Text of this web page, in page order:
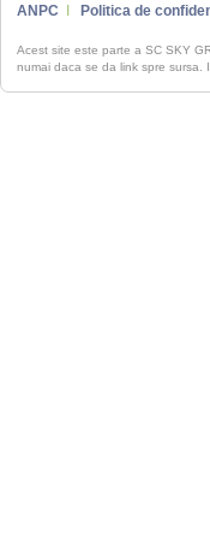
ANPC
Politica de
Acest site este parte a SC SKY
numai daca se da link spre sursa.